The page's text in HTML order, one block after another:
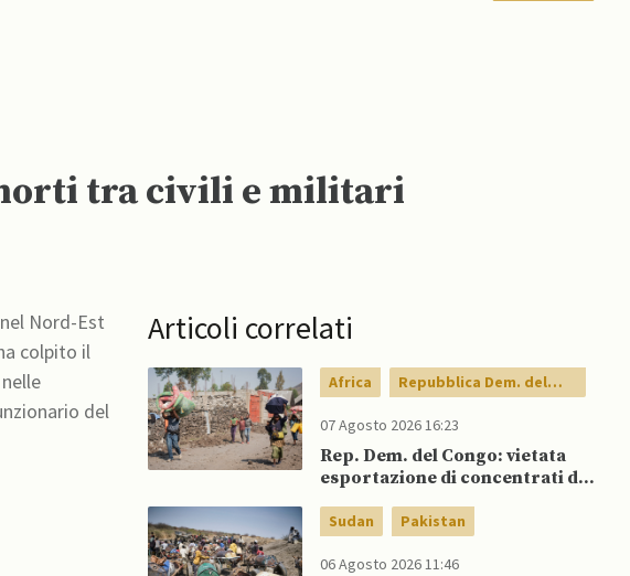
tra civili e militari
Nord-Est
colpito il
Articoli correlati
Africa
Repubblica Dem. del
Congo
07 Agosto 2026 16:23
Rep. Dem. del Congo: vietata
esportazione di concentrati di
Sudan Pakistan
06 Agosto 2026 11:46